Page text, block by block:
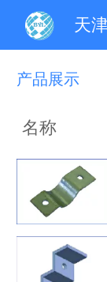
天
产品展示
名称